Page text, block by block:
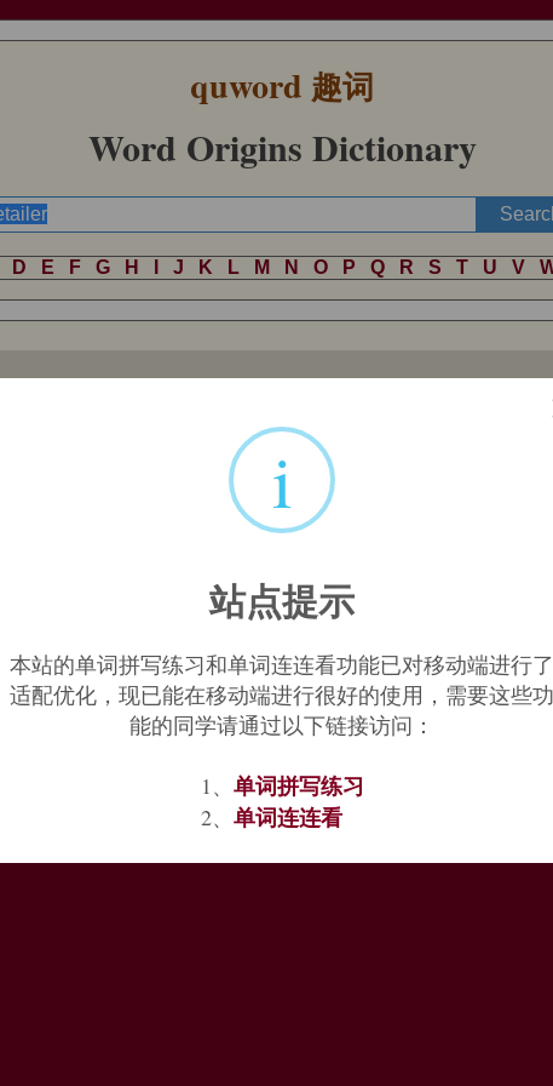
quword 趣词
Word Origins Dictionary
D E F G H J K L M N O P Q R S T U V
i
站点提示
本站的单词拼写练习和单词连连看功能已对移动端进行了
适配优化，现已能在移动端进行很好的使用，需要这些功
能的同学请通过以下链接访问：
1、 单词拼写练习
2、 单词连连看